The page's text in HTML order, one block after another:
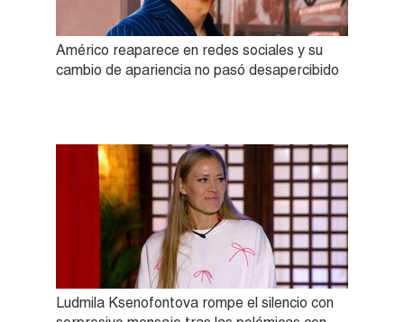
Américo reaparece en redes sociales y su
cambio de apariencia no pasó desapercibido
Ludmila Ksenofontova rompe el silencio con